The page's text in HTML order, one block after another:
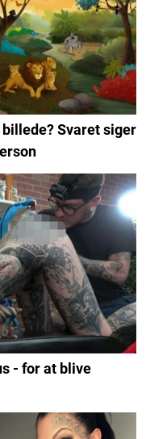
Svaret siger
- for at blive